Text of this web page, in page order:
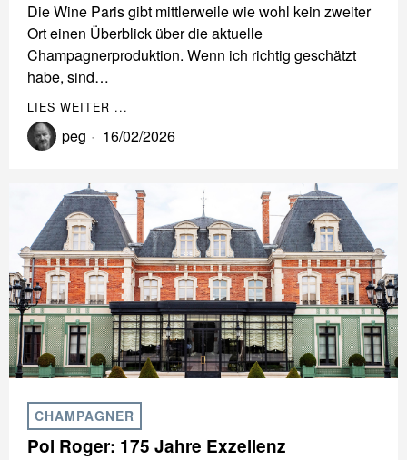
Die Wine Paris gibt mittlerweile wie wohl kein zweiter
Ort einen Überblick über die aktuelle
Champagnerproduktion. Wenn ich richtig geschätzt
habe, sind…
LIES WEITER ...
peg 16/02/2026
CHAMPAGNER
Pol Roger: 175 Jahre Exzellenz